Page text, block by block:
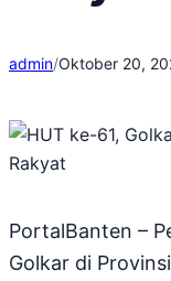
admin/Oktober 20,
PortalBanten –
Golkar di